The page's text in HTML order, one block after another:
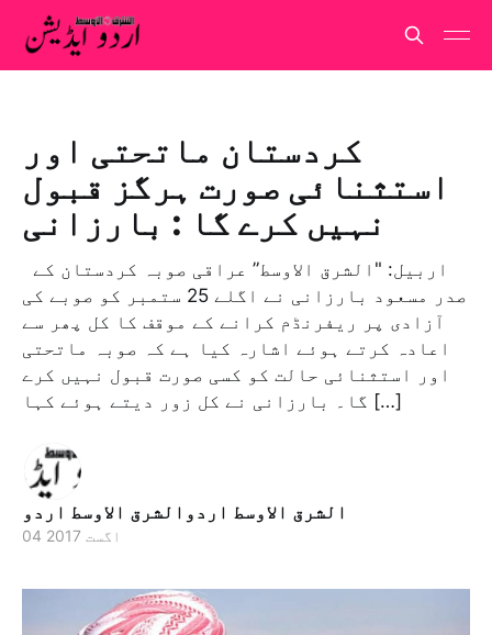
کردستان ماتحتی اور
استثنائی صورت ہرگز قبول
نہیں کرے گا : بارزانی
صدر مسعود بارزانی نے اگلے 25 ستمبر کو صوبے کی
آزادی پر ریفرنڈم کرانے کے موقف کا کل پھر سے
اعادہ کرتے ہوئے اشارہ کیا ہے کہ صوبہ ماتحتی
اور استثنائی حالت کو کسی صورت قبول نہیں کرے
گا۔ بارزانی نے کل زور دیتے ہوئے کہا […]
الشرق الاوسط اردوالشرق الاوسط اردو
04 اگست 2017